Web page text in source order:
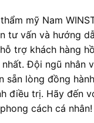
mỹ Nam
tư vấn và hướng
trợ khách hàng
Đội ngũ nhân
sẵn lòng đồng
điều trị. Hãy đến
cách cá nhân!